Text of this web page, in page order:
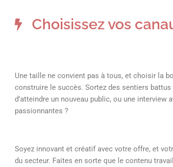
Choisissez vos
Une taille ne convient pas à tous, et choisir la
construire le succès. Sortez des sentiers
d’atteindre un nouveau public, ou une
passionnantes ?
Soyez innovant et créatif avec votre offre, et
du secteur. Faites en sorte que le contenu